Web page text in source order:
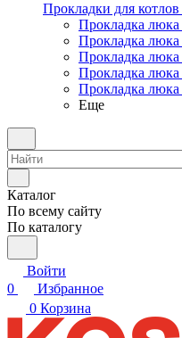
Прокладки для котлов
Прокладка
Прокладка
Прокладка
Прокладка люка
Прокладка
Еще
Каталог
По всему сайту
По каталогу
Войти
0
Избранное
0 Корзина